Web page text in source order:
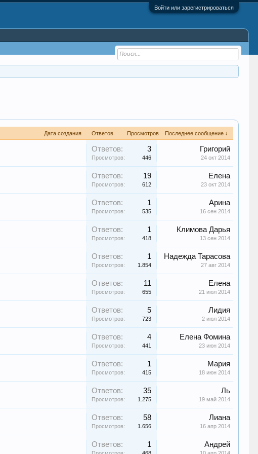
Войти или зарегистрироваться
Дата создания Ответов Просмотров Последнее сообщение ↓
Ответов: 3
Просмотров: 446
Григорий
24 окт 2014
Ответов: 19
Просмотров: 612
Елена
23 окт 2014
Ответов: 1
Просмотров: 535
Арина
16 сен 2014
Ответов: 1
Просмотров: 418
Климова Дарья
13 сен 2014
Ответов: 1
Просмотров: 1.854
Надежда Тарасова
27 авг 2014
Ответов: 11
Просмотров: 655
Елена
21 июл 2014
Ответов: 5
Просмотров: 723
Лидия
2 июл 2014
Ответов: 4
Просмотров: 441
Елена Фомина
23 июн 2014
Ответов: 1
Просмотров: 415
Мария
18 июн 2014
Ответов: 35
Просмотров: 1.275
Ль
19 май 2014
Ответов: 58
Просмотров: 1.656
Лиана
16 апр 2014
Ответов: 1 Андрей